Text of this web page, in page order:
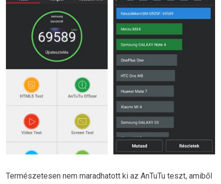
Természetesen nem maradhatott ki az AnTuTu teszt, amiből